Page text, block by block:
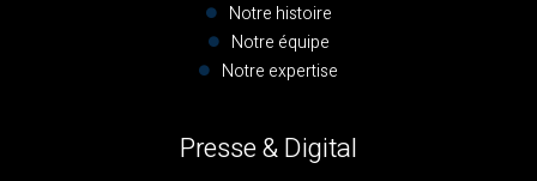
Notre histoire
Notre équipe
Notre expertise
Presse & Digital